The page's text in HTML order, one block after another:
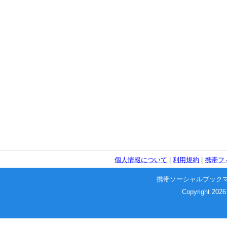
個人情報について |利用規約 |携帯フ
携帯ソーシャルブック
Copyright